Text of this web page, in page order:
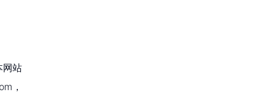
网站
，